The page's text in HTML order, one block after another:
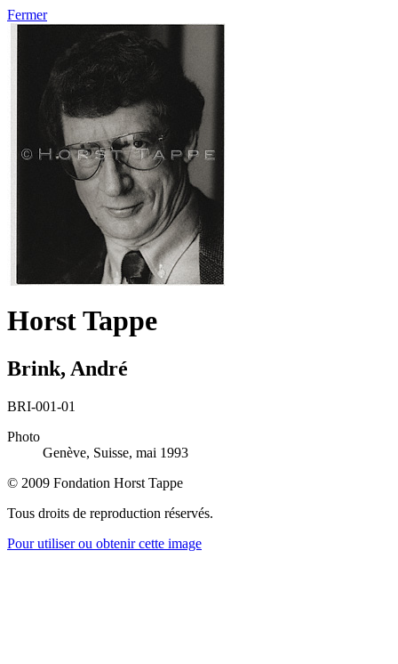
Fermer
Horst Tappe
Brink, André
BRI-001-01
Photo
Genève, Suisse, mai 1993
© 2009 Fondation Horst Tappe
Tous droits de reproduction réservés.
Pour utiliser ou obtenir cette image